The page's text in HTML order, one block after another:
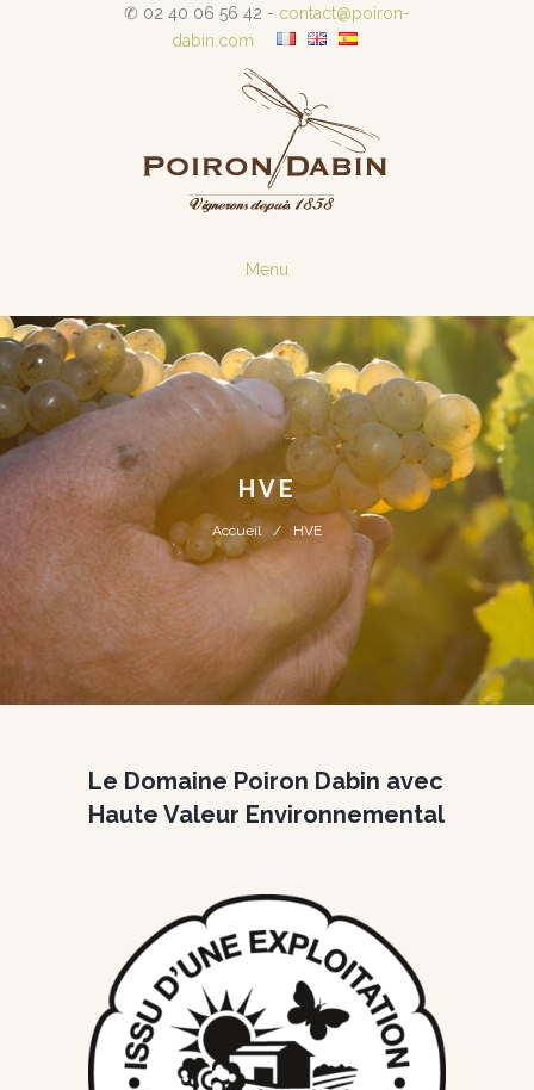
✆ 02 40 06 56 42 - contact@poiron-
dabin.com
Menu
HVE
Accueil HVE
Le Domaine Poiron Dabin avec
Haute Valeur Environnemental